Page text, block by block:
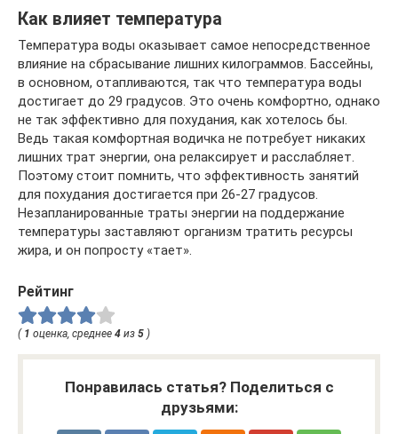
Как влияет температура
Температура воды оказывает самое непосредственное
влияние на сбрасывание лишних килограммов. Бассейны,
в основном, отапливаются, так что температура воды
достигает до 29 градусов. Это очень комфортно, однако
не так эффективно для похудания, как хотелось бы.
Ведь такая комфортная водичка не потребует никаких
лишних трат энергии, она релаксирует и расслабляет.
Поэтому стоит помнить, что эффективность занятий
для похудания достигается при 26-27 градусов.
Незапланированные траты энергии на поддержание
температуры заставляют организм тратить ресурсы
жира, и он попросту «тает».
Рейтинг
( 1 оценка, среднее 4 из 5 )
Понравилась статья? Поделиться с
друзьями: